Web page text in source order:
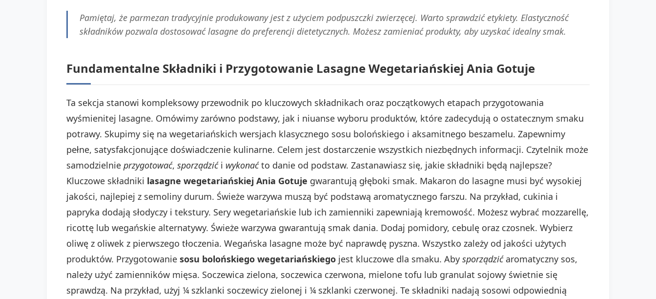
Pamiętaj, że parmezan tradycyjnie produkowany jest z użyciem podpuszczki zwierzęcej. Warto sprawdzić etykiety. Elastyczność
składników pozwala dostosować lasagne do preferencji dietetycznych. Możesz zamieniać produkty, aby uzyskać idealny smak.
Fundamentalne Składniki i Przygotowanie Lasagne Wegetariańskiej Ania Gotuje
Ta sekcja stanowi kompleksowy przewodnik po kluczowych składnikach oraz początkowych etapach przygotowania
wyśmienitej lasagne. Omówimy zarówno podstawy, jak i niuanse wyboru produktów, które zadecydują o ostatecznym smaku
potrawy. Skupimy się na wegetariańskich wersjach klasycznego sosu bolońskiego i aksamitnego beszamelu. Zapewnimy
pełne, satysfakcjonujące doświadczenie kulinarne. Celem jest dostarczenie wszystkich niezbędnych informacji. Czytelnik może
samodzielnie przygotować, sporządzići wykonaćto danie od podstaw. Zastanawiasz się, jakie składniki będą najlepsze?
Kluczowe składniki lasagne wegetariańskiej Ania Gotuje gwarantują głęboki smak. Makaron do lasagne musi być wysokiej
jakości, najlepiej z semoliny durum. Świeże warzywa muszą być podstawą aromatycznego farszu. Na przykład, cukinia i
papryka dodają słodyczy i tekstury. Sery wegetariańskie lub ich zamienniki zapewniają kremowość. Możesz wybrać mozzarellę,
ricottę lub wegańskie alternatywy. Świeże warzywa gwarantują smak dania. Dodaj pomidory, cebulę oraz czosnek. Wybierz
oliwę z oliwek z pierwszego tłoczenia. Wegańska lasagne może być naprawdę pyszna. Wszystko zależy od jakości użytych
produktów. Przygotowanie sosu bolońskiego wegetariańskiego jest kluczowe dla smaku. Aby sporządzićaromatyczny sos,
należy użyć zamienników mięsa. Soczewica zielona, soczewica czerwona, mielone tofu lub granulat sojowy świetnie się
sprawdzą. Na przykład, użyj ¼ szklanki soczewicy zielonej i ¼ szklanki czerwonej. Te składniki nadają sosowi odpowiednią